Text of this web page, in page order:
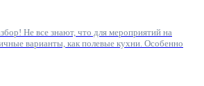
Не все знают, что для мероприятий на
варианты, как полевые кухни. Особенно